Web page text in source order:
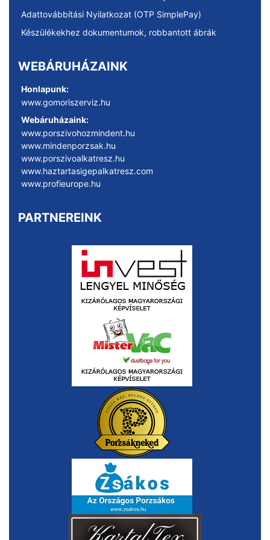
Adattovábbítási Nyilatkozat (OTP SimplePay)
Készülékekhez dokumentumok, robbantott ábrák
WEBÁRUHÁZAINK
Honlapunk:
www.gomoriszerviz.hu
Webáruházaink:
www.porszivohozmindent.hu
www.mindenporzsak.hu
www.porszivoalkatresz.hu
www.haztartasigepalkatresz.com
www.profieurope.hu
PARTNEREINK